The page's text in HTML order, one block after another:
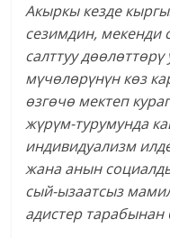
Акыркы кезде
сезимдин, мекенди
салттуу
мүчөлөрүнүн көз
өзгөчө мектеп
жүрүм-турумунда
индивидуализм
жана анын
сый-ызаатсыз
адистер